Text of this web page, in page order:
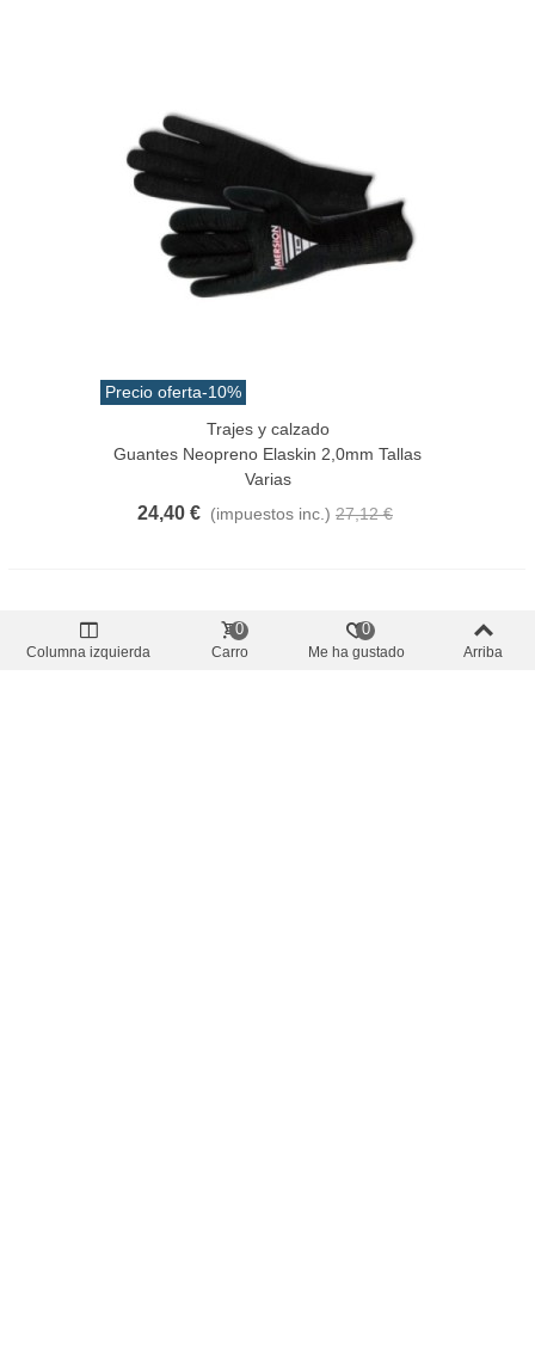
Precio oferta-10%
Trajes y calzado
Guantes Neopreno Elaskin 2,0mm Tallas
Varias
24,40 € (impuestos inc.) 27,12 €
Columna izquierda Carro
0
Me ha gustado
0
Arriba